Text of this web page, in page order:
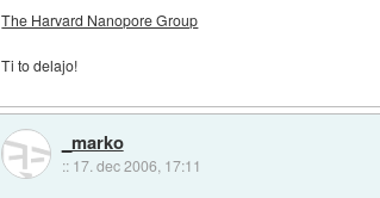
The Harvard Nanopore Group
Ti to delajo!
_marko
:: 17. dec 2006, 17:11